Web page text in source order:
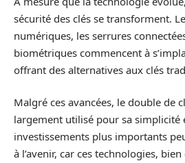
sécurité des clés se transforment.
numériques, les serrures
biométriques commencent à
offrant des alternatives aux clés
Malgré ces avancées, le double de
largement utilisé pour sa simplicité
investissements plus importants
à l’avenir, car ces technologies,